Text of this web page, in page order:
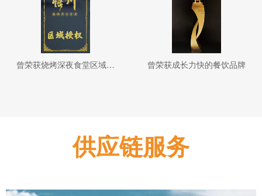
曾荣获烧烤深夜食堂区域授权 曾荣获成长力快的餐饮品牌
供应链服务